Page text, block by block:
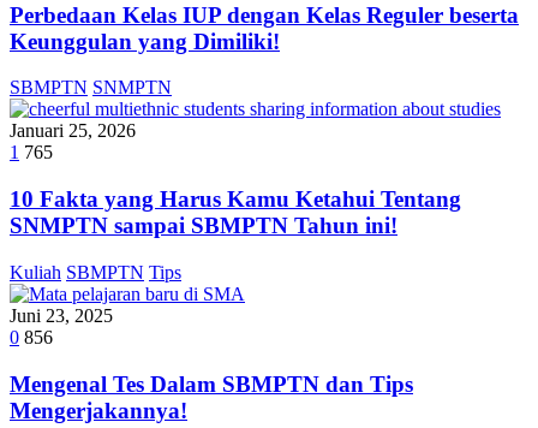
Perbedaan Kelas IUP dengan Kelas Reguler beserta
Keunggulan yang Dimiliki!
SBMPTN SNMPTN
Januari 25, 2026
1 765
10 Fakta yang Harus Kamu Ketahui Tentang
SNMPTN sampai SBMPTN Tahun ini!
Kuliah SBMPTN Tips
Juni 23, 2025
0 856
Mengenal Tes Dalam SBMPTN dan Tips
Mengerjakannya!